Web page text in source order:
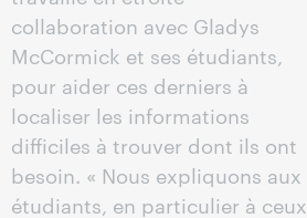
collaboration avec Gladys
McCormick et ses étudiants,
pour aider ces derniers à
localiser les informations
difficiles à trouver dont ils ont
besoin. « Nous expliquons aux
étudiants, en particulier à ceux